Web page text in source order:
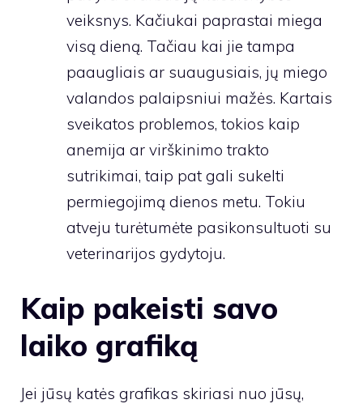
veiksnys. Kačiukai paprastai miega
visą dieną. Tačiau kai jie tampa
paaugliais ar suaugusiais, jų miego
valandos palaipsniui mažės. Kartais
sveikatos problemos, tokios kaip
anemija ar virškinimo trakto
sutrikimai, taip pat gali sukelti
permiegojimą dienos metu. Tokiu
atveju turėtumėte pasikonsultuoti su
veterinarijos gydytoju.
Kaip pakeisti savo
laiko grafiką
Jei jūsų katės grafikas skiriasi nuo jūsų,